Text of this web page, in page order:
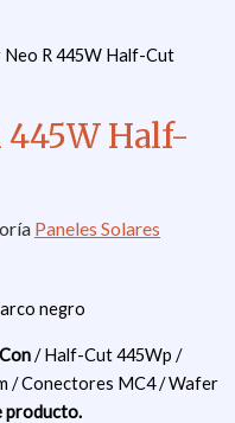
R 445W Half-Cut
445W Half-
Paneles Solares
negro
/ Half-Cut 445Wp /
/ Conectores MC4 / Wafer
producto.